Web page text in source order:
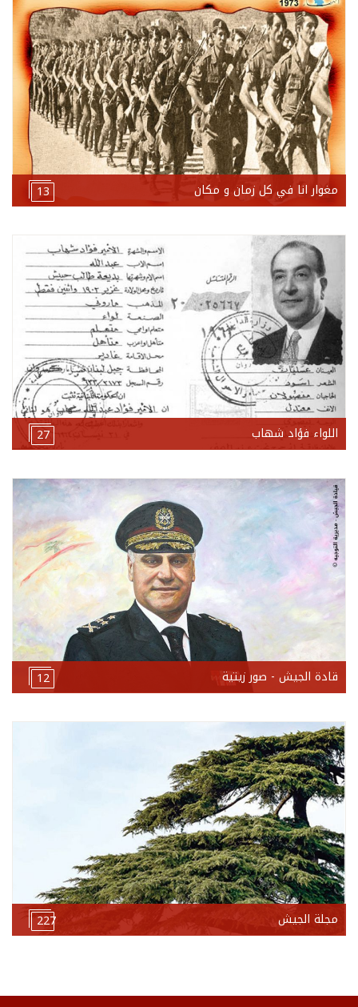
مغوار انا في كل زمان و مكان 13
اللواء فؤاد شهاب 27
قادة الجيش - صور زيتية 12
مجلة الجيش 227